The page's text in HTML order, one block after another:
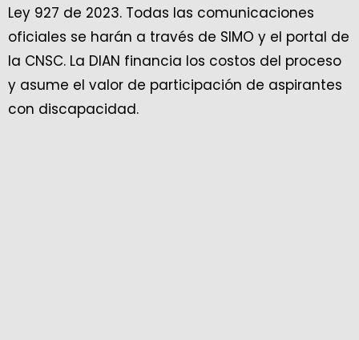
Ley 927 de 2023. Todas las comunicaciones
oficiales se harán a través de SIMO y el portal de
la CNSC. La DIAN financia los costos del proceso
y asume el valor de participación de aspirantes
con discapacidad.